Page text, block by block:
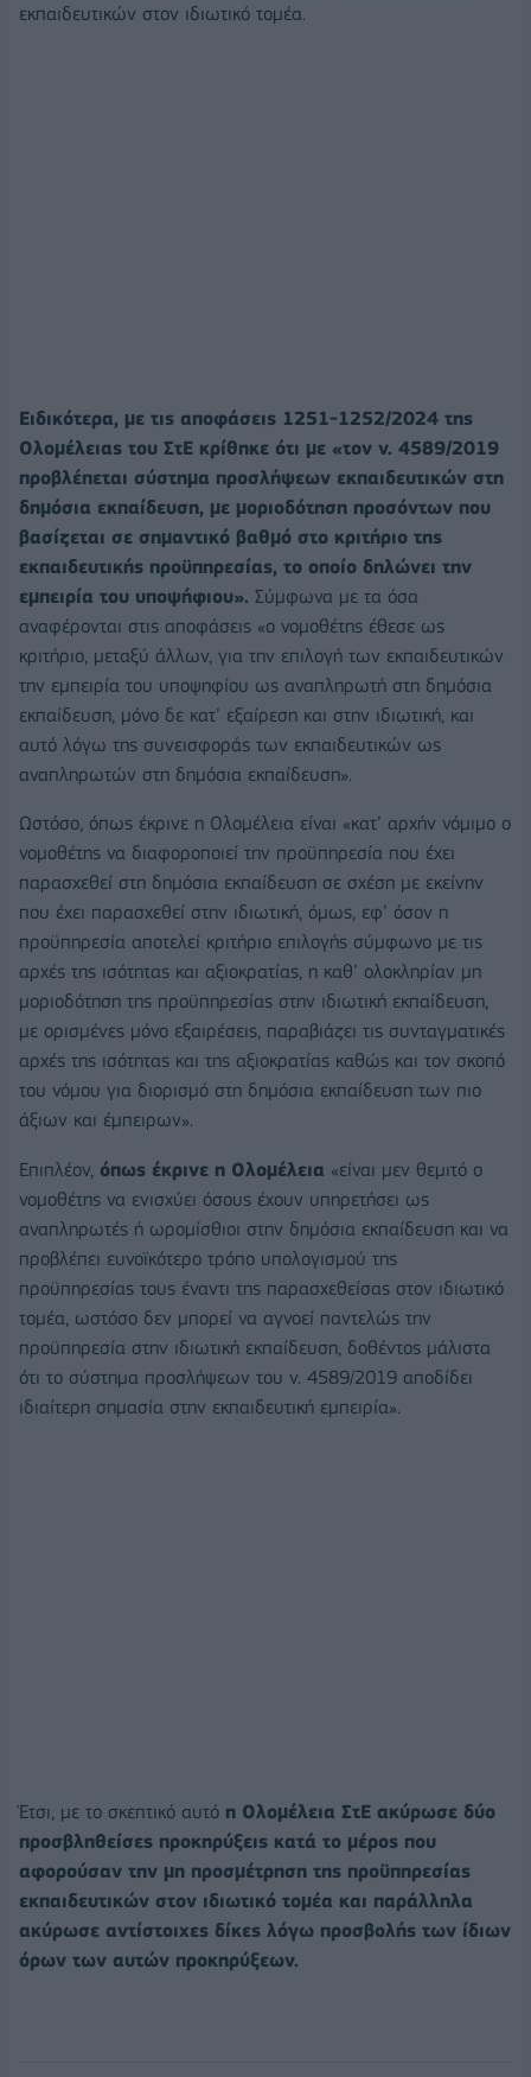
εκπαιδευτικών στον ιδιωτικό τομέα.
Ειδικότερα, με τις αποφάσεις 1251-1252/2024 της
Ολομέλειας του ΣτΕ κρίθηκε ότι με «τον ν. 4589/2019
προβλέπεται σύστημα προσλήψεων εκπαιδευτικών στη
δημόσια εκπαίδευση, με μοριοδότηση προσόντων που
βασίζεται σε σημαντικό βαθμό στο κριτήριο της
εκπαιδευτικής προϋπηρεσίας, το οποίο δηλώνει την
εμπειρία του υποψήφιου». Σύμφωνα με τα όσα
αναφέρονται στις αποφάσεις «ο νομοθέτης έθεσε ως
κριτήριο, μεταξύ άλλων, για την επιλογή των εκπαιδευτικών
την εμπειρία του υποψηφίου ως αναπληρωτή στη δημόσια
εκπαίδευση, μόνο δε κατ’ εξαίρεση και στην ιδιωτική, και
αυτό λόγω της συνεισφοράς των εκπαιδευτικών ως
αναπληρωτών στη δημόσια εκπαίδευση».
Ωστόσο, όπως έκρινε η Ολομέλεια είναι «κατ’ αρχήν νόμιμο ο
νομοθέτης να διαφοροποιεί την προϋπηρεσία που έχει
παρασχεθεί στη δημόσια εκπαίδευση σε σχέση με εκείνην
που έχει παρασχεθεί στην ιδιωτική, όμως, εφ’ όσον η
προϋπηρεσία αποτελεί κριτήριο επιλογής σύμφωνο με τις
αρχές της ισότητας και αξιοκρατίας, η καθ’ ολοκληρίαν μη
μοριοδότηση της προϋπηρεσίας στην ιδιωτική εκπαίδευση,
με ορισμένες μόνο εξαιρέσεις, παραβιάζει τις συνταγματικές
αρχές της ισότητας και της αξιοκρατίας καθώς και τον σκοπό
του νόμου για διορισμό στη δημόσια εκπαίδευση των πιο
άξιων και έμπειρων».
Επιπλέον, όπως έκρινε η Ολομέλεια «είναι μεν θεμιτό ο
νομοθέτης να ενισχύει όσους έχουν υπηρετήσει ως
αναπληρωτές ή ωρομίσθιοι στην δημόσια εκπαίδευση και να
προβλέπει ευνοϊκότερο τρόπο υπολογισμού της
προϋπηρεσίας τους έναντι της παρασχεθείσας στον ιδιωτικό
τομέα, ωστόσο δεν μπορεί να αγνοεί παντελώς την
προϋπηρεσία στην ιδιωτική εκπαίδευση, δοθέντος μάλιστα
ότι το σύστημα προσλήψεων του ν. 4589/2019 αποδίδει
ιδιαίτερη σημασία στην εκπαιδευτική εμπειρία».
Έτσι, με το σκεπτικό αυτό η Ολομέλεια ΣτΕ ακύρωσε δύο
προσβληθείσες προκηρύξεις κατά το μέρος που
αφορούσαν την μη προσμέτρηση της προϋπηρεσίας
εκπαιδευτικών στον ιδιωτικό τομέα και παράλληλα
ακύρωσε αντίστοιχες δίκες λόγω προσβολής των ίδιων
όρων των αυτών προκηρύξεων.